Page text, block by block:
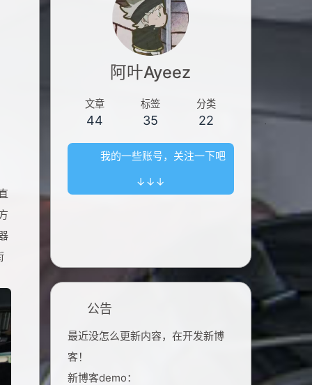
阿叶Ayeez
文章
44
标签
35
分类
22
我的一些账号，关注一下吧
↓↓↓
公告
最近没怎么更新内容，在开发新博
客！
新博客demo：